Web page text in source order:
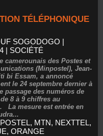
TÉLÉPHONIQUE
SOGODOGO |
| SOCIÉTÉ
camerounais des Postes et
(Minpostel), Jean-
bi Essam, a annoncé
le 24 septembre dernier à
passage des numéros de
8 à 9 chiffres au
La mesure est entrée en
, MTN, NEXTTEL,
, ORANGE